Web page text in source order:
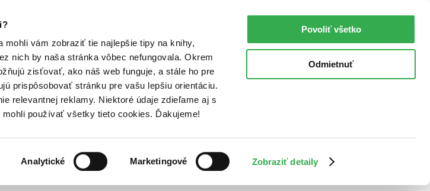
vám zobraziť tie najlepšie tipy na knihy,
nich by naša stránka vôbec nefungovala. Okrem
zisťovať, ako náš web funguje, a stále ho pre
prispôsobovať stránku pre vašu lepšiu orientáciu.
relevantnej reklamy. Niektoré údaje zdieľame aj s
používať všetky tieto cookies. Ďakujeme!
Analytické Marketingové Zobraziť detaily
Povoliť všetko
Odmietnuť